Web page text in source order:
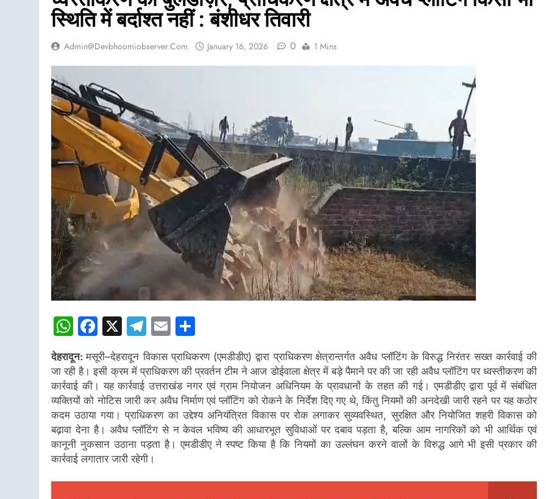
स्थिति में बर्दाश्त नहीं : बंशीधर तिवारी
Admin@devbhoomiobserver.com January 16, 2026 0 1 Mins
WhatsApp
Facebook
X Telegram
Email
देहरादून:मसूरी–देहरादून विकास प्राधिकरण (एमडीडीए) द्वारा प्राधिकरण क्षेत्रान्तर्गत अवैध प्लॉटिंग के विरुद्ध निरंतर सख्त कार्रवाई की
जा रही है। इसी क्रम में प्राधिकरण की प्रवर्तन टीम ने आज डोईवाला क्षेत्र में बड़े पैमाने पर की जा रही अवैध प्लॉटिंग पर ध्वस्तीकरण की
कार्रवाई की। यह कार्रवाई उत्तराखंड नगर एवं ग्राम नियोजन अधिनियम के प्रावधानों के तहत की गई। एमडीडीए द्वारा पूर्व में संबंधित
व्यक्तियों को नोटिस जारी कर अवैध निर्माण एवं प्लॉटिंग को रोकने के निर्देश दिए गए थे, किंतु नियमों की अनदेखी जारी रहने पर यह कठोर
कदम उठाया गया। प्राधिकरण का उद्देश्य अनियंत्रित विकास पर रोक लगाकर सुव्यवस्थित, सुरक्षित और नियोजित शहरी विकास को
बढ़ावा देना है। अवैध प्लॉटिंग से न केवल भविष्य की आधारभूत सुविधाओं पर दबाव पड़ता है, बल्कि आम नागरिकों को भी आर्थिक एवं
कानूनी नुकसान उठाना पड़ता है। एमडीडीए ने स्पष्ट किया है कि नियमों का उल्लंघन करने वालों के विरुद्ध आगे भी इसी प्रकार की
कार्रवाई लगातार जारी रहेगी।